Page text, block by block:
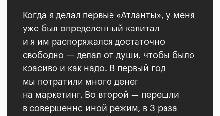
Когда я делал первые «Атланты», у меня
уже был определенный капитал
и я им распоряжался достаточно
свободно — делал от души, чтобы было
красиво и как надо. В первый год
мы потратили много денег
на маркетинг. Во второй — перешли
в совершенно иной режим, в 3 раза